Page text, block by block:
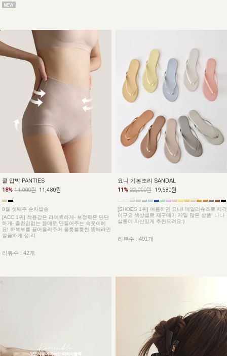
쿨 압박 PANTIES
18% 14,000원 11,480원
8월 셋째주 순차발송
[ACC 1위] 착용감은 라이트하게- 보정력은 단단
하게- 출렁임없는 몸매로 만들어주는 속옷이예
요! 하복부를 끌어올려주어 울퉁불퉁한 똥배라인
깔끔하게 정.리
리뷰수 : 42개
요니 기본조리 SANDAL
11% 22,000원 19,580원
[SHOES 1위] 여름하면 요니! 데일리슈즈로 제격
이구요 색상별로 재구매가 제일 많은 상품! 나나
살롱이 자신있게 추천드려요:)
리뷰수 : 491개